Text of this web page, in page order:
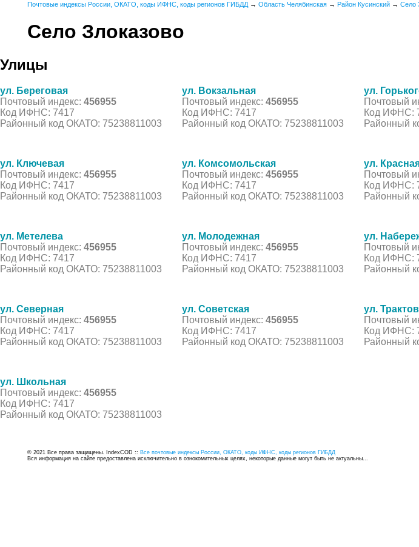
Почтовые индексы России, ОКАТО, коды ИФНС, коды регионов ГИБДД → Область Челябинская → Район Кусинский → Село
Село Злоказово
Улицы
ул. Береговая
Почтовый индекс: 456955
Код ИФНС: 7417
Районный код ОКАТО: 75238811003
ул. Вокзальная
Почтовый индекс: 456955
Код ИФНС: 7417
Районный код ОКАТО: 75238811003
ул.
Почтовый
Код ИФНС:
Районный
ул. Ключевая
Почтовый индекс: 456955
Код ИФНС: 7417
Районный код ОКАТО: 75238811003
ул. Комсомольская
Почтовый индекс: 456955
Код ИФНС: 7417
Районный код ОКАТО: 75238811003
ул.
Почтовый
Код ИФНС:
Районный
ул. Метелева
Почтовый индекс: 456955
Код ИФНС: 7417
Районный код ОКАТО: 75238811003
ул. Молодежная
Почтовый индекс: 456955
Код ИФНС: 7417
Районный код ОКАТО: 75238811003
ул.
Почтовый
Код ИФНС:
Районный
ул. Северная
Почтовый индекс: 456955
Код ИФНС: 7417
Районный код ОКАТО: 75238811003
ул. Советская
Почтовый индекс: 456955
Код ИФНС: 7417
Районный код ОКАТО: 75238811003
ул.
Почтовый
Код ИФНС:
Районный
ул. Школьная
Почтовый индекс: 456955
Код ИФНС: 7417
Районный код ОКАТО: 75238811003
© 2021 Все права защищены. IndexCOD :: Все почтовые индексы России, ОКАТО, коды ИФНС, коды регионов ГИБДД
Вся информация на сайте предоставлена исключительно в ознокомительных целях, некоторые данные могут быть не актуальны...